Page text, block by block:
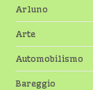
Arluno
Arte
Automobilismo
Bareggio